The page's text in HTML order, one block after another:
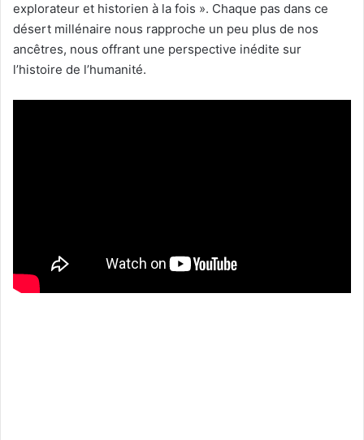
explorateur et historien à la fois ». Chaque pas dans ce
désert millénaire nous rapproche un peu plus de nos
ancêtres, nous offrant une perspective inédite sur
l’histoire de l’humanité.